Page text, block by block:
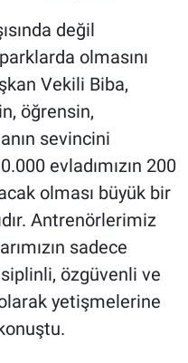
değil
olmasını
Vekili Biba,
öğrensin,
sevincini
evladımızın 200
olması büyük bir
Antrenörlerimiz
sadece
özgüvenli ve
yetişmelerine